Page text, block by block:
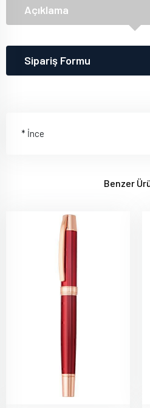
Açıklama
Sipariş Formu
* İnce
Benzer